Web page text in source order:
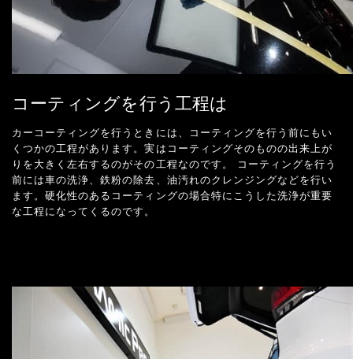
コーティングを行う工程は
カーコーティングを行うときには、コーティングを行う前にもい
くつかの工程があります。実はコーティングそのものの出来上が
りを大きく左右するのがその工程なのです。 コーティングを行う
前には車の洗浄、鉄粉の除去、油汚れのクレンジングなどを行い
ます。硬化性のあるコーティングの場合特にこうした洗浄が重要
な工程になってくるのです。